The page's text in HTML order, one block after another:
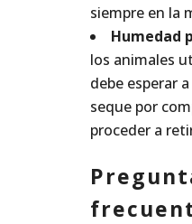
siempre en la
Humedad
los animales
debe esperar
seque por
proceder a